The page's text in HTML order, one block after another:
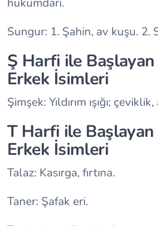
Sungur: 1. Şahin, av kuşu. 2.
Ş Harfi ile Başlayan
Erkek İsimleri
Şimşek: Yıldırım ışığı;
T Harfi ile Başlayan
Erkek İsimleri
Talaz: Kasırga, fırtına.
Taner: Şafak eri.